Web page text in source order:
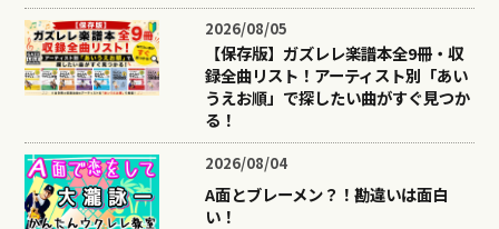
2026/08/05
【保存版】ガズレレ楽譜本全9冊・収
録全曲リスト！アーティスト別「あい
うえお順」で探したい曲がすぐ見つか
る！
2026/08/04
A面とブレーメン？！勘違いは面白
い！